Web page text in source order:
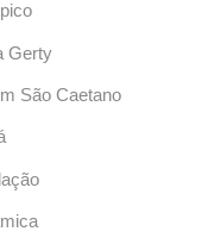
Gerty
São Caetano